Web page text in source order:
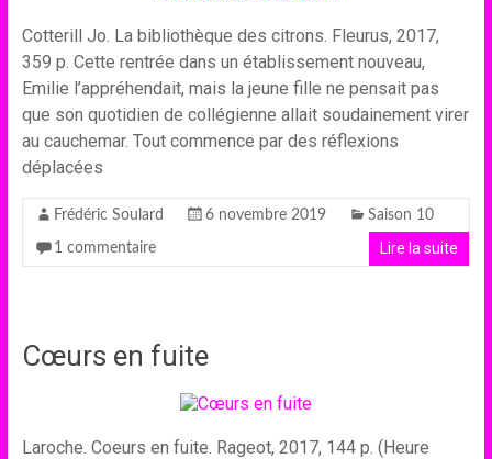
Cotterill Jo. La bibliothèque des citrons. Fleurus, 2017,
359 p. Cette rentrée dans un établissement nouveau,
Emilie l’appréhendait, mais la jeune fille ne pensait pas
que son quotidien de collégienne allait soudainement virer
au cauchemar. Tout commence par des réflexions
déplacées
Frédéric Soulard 6 novembre 2019 Saison 10
1 commentaire Lire la suite
Cœurs en fuite
Laroche. Coeurs en fuite. Rageot, 2017, 144 p. (Heure